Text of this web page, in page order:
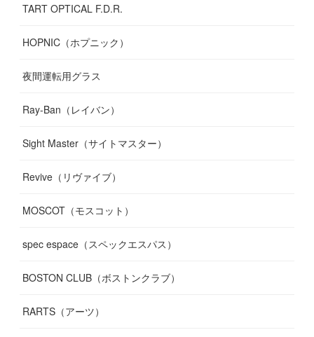
TART OPTICAL F.D.R.
HOPNIC（ホプニック）
夜間運転用グラス
Ray-Ban（レイバン）
Sight Master（サイトマスター）
Revive（リヴァイブ）
MOSCOT（モスコット）
spec espace（スペックエスパス）
BOSTON CLUB（ボストンクラブ）
RARTS（アーツ）